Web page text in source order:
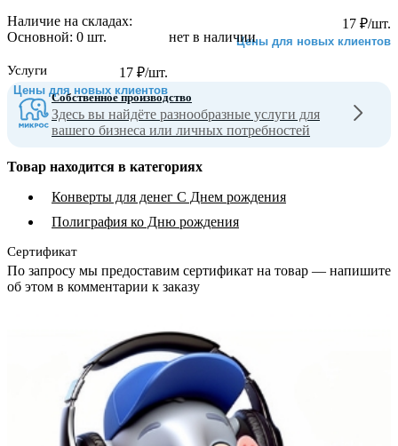
17 ₽/шт.
Цены для новых клиентов
нет в наличии
17 ₽/шт.
Цены для новых клиентов
Наличие на складах:
Основной: 0 шт.
Услуги
Собственное производство
Здесь вы найдёте разнообразные услуги для
вашего бизнеса или личных потребностей
Товар находится в категориях
Конверты для денег С Днем рождения
Полиграфия ко Дню рождения
Сертификат
По запросу мы предоставим сертификат на товар — напишите
об этом в комментарии к заказу